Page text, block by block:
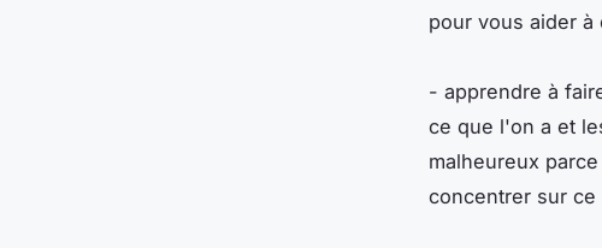
pour vous aider
- apprendre à
ce que l'on a et
malheureux
concentrer sur